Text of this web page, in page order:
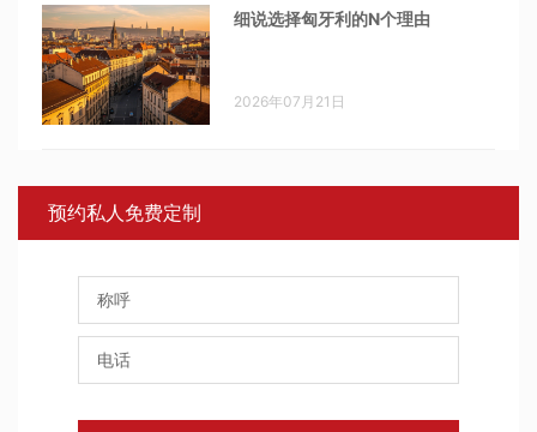
细说选择匈牙利的N个理由
2026年07月21日
预约私人免费定制